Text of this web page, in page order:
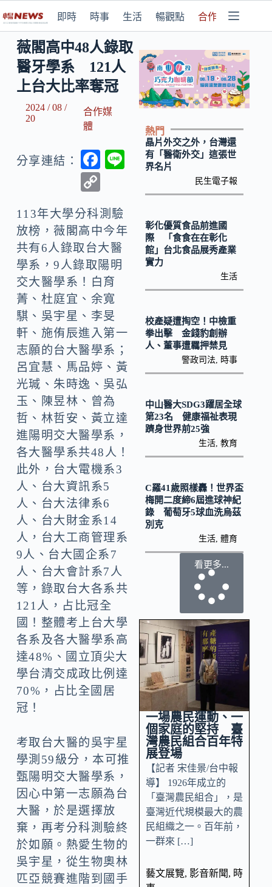
即時 時事 生活 暢觀點 合作媒體
薇閣高中48人錄取
醫牙學系 121人
上台大比率奪冠
2024 / 08 /
20
合作媒
體
分享連結：
F
b
o
o
k
p
y
Li
n
k
113年大學分科測驗
放榜，薇閣高中今年
共有6人錄取台大醫
學系，9人錄取陽明
交大醫學系！白育
菁、杜庭宜、余寬
騏、吳宇星、李旻
軒、施侑辰進入第一
志願的台大醫學系；
呂宜慧、馬品婷、黃
光瑊、朱時逸、吳弘
玉、陳昱林、曾為
哲、林哲安、黃立達
進陽明交大醫學系，
各大醫學系共48人！
此外，台大電機系3
人、台大資訊系5
人、台大法律系6
人、台大財金系14
人，台大工商管理系
9人、台大國企系7
人、台大會計系7人
等，錄取台大各系共
121人，占比冠全
國！整體考上台大學
各系及各大醫學系高
達48%、國立頂尖大
學台清交成政比例達
70%，占比全國居
冠！
考取台大醫的吳宇星
學測59級分，本可推
甄陽明交大醫學系，
因心中第一志願為台
大醫，於是選擇放
棄，再考分科測驗終
於如願。熱愛生物的
吳宇星，從生物奧林
匹亞競賽進階到國手
熱門
晶片外交之外，台灣還
有「醫衛外交」這張世
界名片
民生電子報
彰化優質食品前進國
際 「食食在在彰化
館」台北食品展秀產業
實力
生活
校產疑遭掏空！中檢重
拳出擊 金錢豹創辦
人、董事遭羈押禁見
警政司法 時事
中山醫大SDG3躍居全球
第23名 健康福祉表現
躋身世界前25強
生活 ,教育
C羅41歲照樣轟！世界盃
梅開二度締6屆進球神紀
錄 葡萄牙5球血洗烏茲
別克
生活 ,體育
看更多...
一場農民運動、一
個家庭的堅持 臺
灣農民組合百年特
展登場
【記者 宋佳景/台中報
導】 1926年成立的
「臺灣農民組合」，是
臺灣近代規模最大的農
民組織之一。百年前，
一群來 […]
藝文展覽, 影音新聞, 時